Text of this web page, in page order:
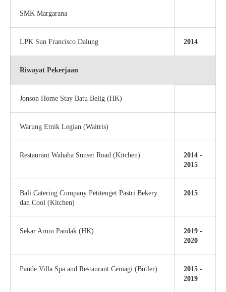
SMK Margarana
LPK Sun Francisco Dalung 2014
Riwayat Pekerjaan
Jonson Home Stay Batu Belig (HK)
Warung Etnik Legian (Waitris)
Restaurant Wahaha Sunset Road (Kitchen)
2014 -
2015
Bali Catering Company Petitenget Pastri Bekery
dan Cool (Kitchen)
2015
Sekar Arum Pandak (HK)
2019 -
2020
Pande Villa Spa and Restaurant Cemagi (Butler)
2015 -
2019